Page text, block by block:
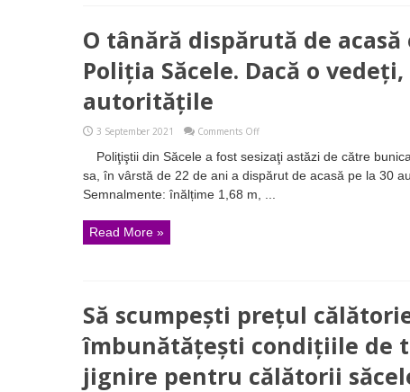
31
O tânără dispărută de
Poliția Săcele. Dacă o
autoritățile
3 September 2021 Comments Offon
tânără
dispărută
de
anunțați
autoritățile
Poliţiştii din Săcele a fost sesizaţi astăzi de către
sa, în vârstă de 22 de ani a dispărut de acasă pe la 30
Semnalmente: înălțime 1,68 m, ...
Read More »
Să scumpești prețul
îmbunătățești condițiile de
jignire pentru călătorii